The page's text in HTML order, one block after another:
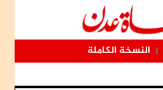
| النسخة الكاملة